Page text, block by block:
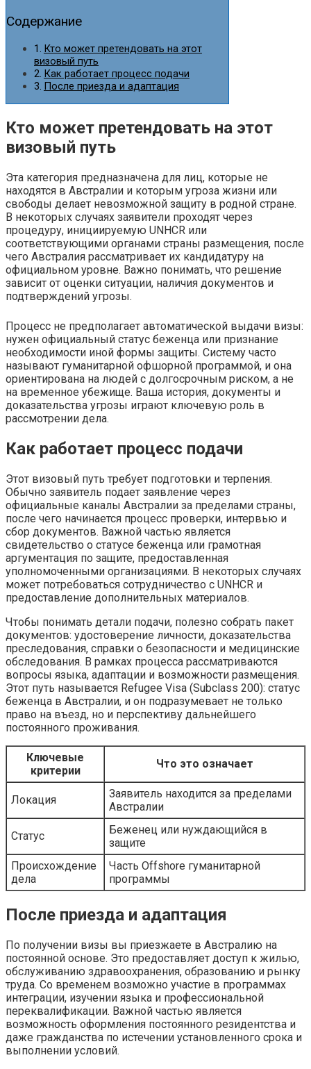
Содержание
Кто может претендовать на этот
визовый путь
Как работает процесс подачи
После приезда и адаптация
Кто может претендовать на этот
визовый путь
Эта категория предназначена для лиц, которые не
находятся в Австралии и которым угроза жизни или
свободы делает невозможной защиту в родной стране.
В некоторых случаях заявители проходят через
процедуру, инициируемую UNHCR или
соответствующими органами страны размещения, после
чего Австралия рассматривает их кандидатуру на
официальном уровне. Важно понимать, что решение
зависит от оценки ситуации, наличия документов и
подтверждений угрозы.
Процесс не предполагает автоматической выдачи визы:
нужен официальный статус беженца или признание
необходимости иной формы защиты. Систему часто
называют гуманитарной офшорной программой, и она
ориентирована на людей с долгосрочным риском, а не
на временное убежище. Ваша история, документы и
доказательства угрозы играют ключевую роль в
рассмотрении дела.
Как работает процесс подачи
Этот визовый путь требует подготовки и терпения.
Обычно заявитель подает заявление через
официальные каналы Австралии за пределами страны,
после чего начинается процесс проверки, интервью и
сбор документов. Важной частью является
свидетельство о статусе беженца или грамотная
аргументация по защите, предоставленная
уполномоченными организациями. В некоторых случаях
может потребоваться сотрудничество с UNHCR и
предоставление дополнительных материалов.
Чтобы понимать детали подачи, полезно собрать пакет
документов: удостоверение личности, доказательства
преследования, справки о безопасности и медицинские
обследования. В рамках процесса рассматриваются
вопросы языка, адаптации и возможности размещения.
Этот путь называется Refugee Visa (Subclass 200): статус
беженца в Австралии, и он подразумевает не только
право на въезд, но и перспективу дальнейшего
постоянного проживания.
Ключевые
критерии
Что это означает
Локация
Заявитель находится за пределами
Австралии
Статус
Беженец или нуждающийся в
защите
Происхождение
дела
Часть Offshore гуманитарной
программы
После приезда и адаптация
По получении визы вы приезжаете в Австралию на
постоянной основе. Это предоставляет доступ к жилью,
обслуживанию здравоохранения, образованию и рынку
труда. Со временем возможно участие в программах
интеграции, изучении языка и профессиональной
переквалификации. Важной частью является
возможность оформления постоянного резидентства и
даже гражданства по истечении установленного срока и
выполнении условий.